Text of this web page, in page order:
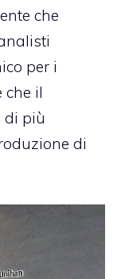
che
per i
che il
di più
di